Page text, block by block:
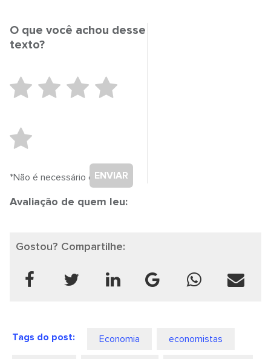
O que você achou desse
texto?
ENVIAR
*Não é necessário cadastro.
Avaliação de quem leu:
Gostou? Compartilhe:
Tags do post: Economia economistas